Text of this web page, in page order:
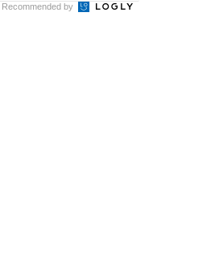
Recommended by